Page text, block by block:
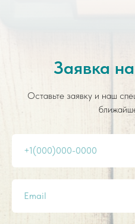
Заявка
Оставьте заявку и наш
+1(000)000-0000
Email